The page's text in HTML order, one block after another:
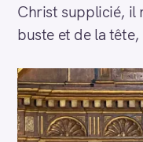
Christ supplicié, il
buste et de la